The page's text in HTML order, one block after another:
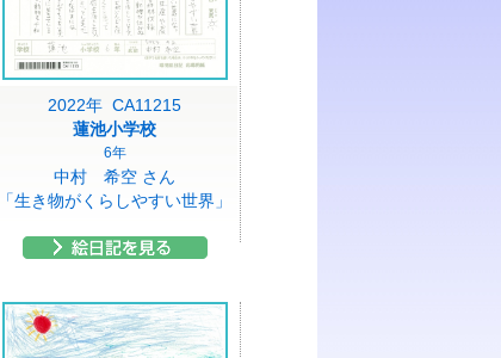
2022年 CA11215
蓮池小学校
6年
中村 希空 さん
「生き物がくらしやすい世界」